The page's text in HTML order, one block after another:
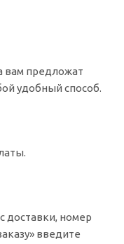
вам предложат
удобный способ.
доставки, номер
введите